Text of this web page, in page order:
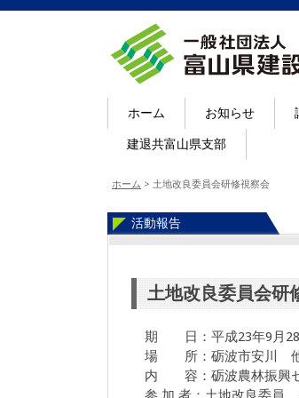
ホーム お知らせ
建退共富山県支部
ホーム > 土地改良委員会研修視察会
活動報告
土地改良委員会研
期 日：平成23年9月28
場 所：砺波市安川
内 容：砺波農林振興セ